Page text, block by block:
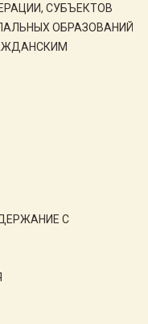
СУБЪЕКТОВ
ОБРАЗОВАНИЙ
С